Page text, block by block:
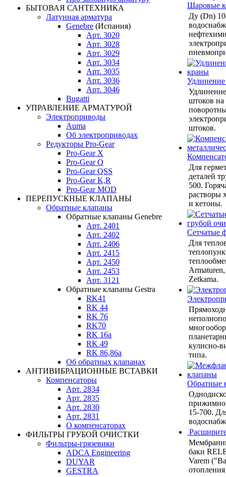
БЫТОВАЯ САНТЕХНИКА
Латунная арматура
Genebre (Испания)
Арт. 3020
Арт. 3028
Арт. 3029
Арт. 3034
Арт. 3035
Арт. 3036
Арт. 3046
Bugatti
УПРАВЛЕНИЕ АРМАТУРОЙ
Электроприводы
Auma
Об электроприводах
Редукторы Pro-Gear
Pro-Gear X
Pro-Gear Q
Pro-Gear QSS
Pro-Gear K,R
Pro-Gear MOD
ПЕРЕПУСКНЫЕ КЛАПАНЫ
Обратные клапаны
Обратные клапаны Genebre
Арт. 2401
Арт. 2402
Арт. 2406
Арт. 2415
Арт. 2450
Арт. 2453
Арт. 3121
Обратные клапаны Gestra
RK41
RK 44
RK 76
RK70
RK 16a
RK 49
RK 86,86a
Об обратных клапанах
АНТИВИБРАЦИОННЫЕ ВСТАВКИ
Компенсаторы
Арт. 2834
Арт. 2835
Арт. 2830
Арт. 2831
О компенсаторах
ФИЛЬТРЫ ГРУБОЙ ОЧИСТКИ
Фильтры-грязевики
ADCA Engineering
DUYAR
GESTRA
Шаровые
Ду (Dn)
штоков
штоков.
Для
деталей
500.
растворы
и кетоны.
Сетчатые
Для
Zetkama.
кулисно-
типа.
Обратные
15-700.
баки
Varem